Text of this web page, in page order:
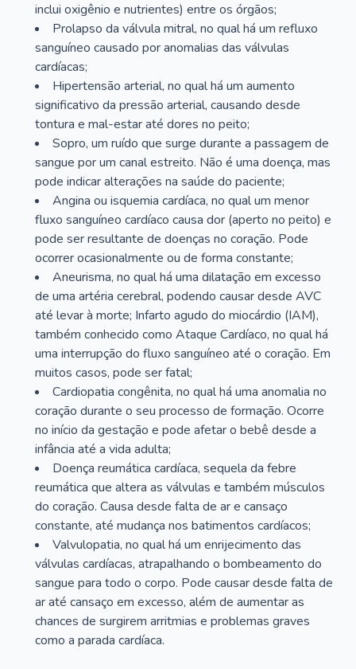
inclui oxigênio e nutrientes) entre os órgãos;
Prolapso da válvula mitral, no qual há um refluxo
sanguíneo causado por anomalias das válvulas
cardíacas;
Hipertensão arterial, no qual há um aumento
significativo da pressão arterial, causando desde
tontura e mal-estar até dores no peito;
Sopro, um ruído que surge durante a passagem de
sangue por um canal estreito. Não é uma doença, mas
pode indicar alterações na saúde do paciente;
Angina ou isquemia cardíaca, no qual um menor
fluxo sanguíneo cardíaco causa dor (aperto no peito) e
pode ser resultante de doenças no coração. Pode
ocorrer ocasionalmente ou de forma constante;
Aneurisma, no qual há uma dilatação em excesso
de uma artéria cerebral, podendo causar desde AVC
até levar à morte; Infarto agudo do miocárdio (IAM),
também conhecido como Ataque Cardíaco, no qual há
uma interrupção do fluxo sanguíneo até o coração. Em
muitos casos, pode ser fatal;
Cardiopatia congênita, no qual há uma anomalia no
coração durante o seu processo de formação. Ocorre
no início da gestação e pode afetar o bebê desde a
infância até a vida adulta;
Doença reumática cardíaca, sequela da febre
reumática que altera as válvulas e também músculos
do coração. Causa desde falta de ar e cansaço
constante, até mudança nos batimentos cardíacos;
Valvulopatia, no qual há um enrijecimento das
válvulas cardíacas, atrapalhando o bombeamento do
sangue para todo o corpo. Pode causar desde falta de
ar até cansaço em excesso, além de aumentar as
chances de surgirem arritmias e problemas graves
como a parada cardíaca.